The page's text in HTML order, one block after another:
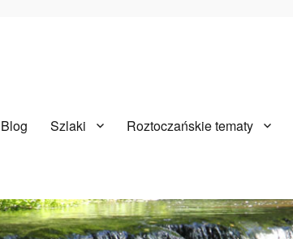
Blog Szlaki Roztoczańskie tematy